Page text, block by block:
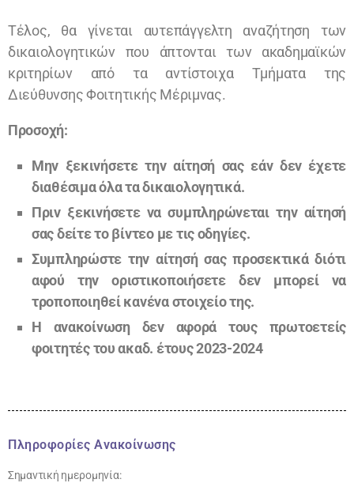
Τέλος, θα γίνεται αυτεπάγγελτη αναζήτηση των
δικαιολογητικών που άπτονται των ακαδημαϊκών
κριτηρίων από τα αντίστοιχα Τμήματα της
Διεύθυνσης Φοιτητικής Μέριμνας.
Προσοχή:
Μην ξεκινήσετε την αίτησή σας εάν δεν έχετε
διαθέσιμα όλα τα δικαιολογητικά.
Πριν ξεκινήσετε να συμπληρώνεται την αίτησή
σας δείτε το βίντεο με τις οδηγίες.
Συμπληρώστε την αίτησή σας προσεκτικά διότι
αφού την οριστικοποιήσετε δεν μπορεί να
τροποποιηθεί κανένα στοιχείο της.
Η ανακοίνωση δεν αφορά τους πρωτοετείς
φοιτητές του ακαδ. έτους 2023-2024
Πληροφορίες Ανακοίνωσης
Σημαντική ημερομηνία: